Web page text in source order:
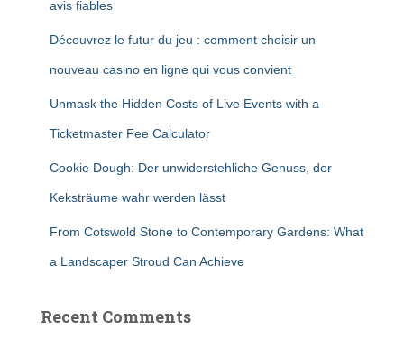
avis fiables
Découvrez le futur du jeu : comment choisir un
nouveau casino en ligne qui vous convient
Unmask the Hidden Costs of Live Events with a
Ticketmaster Fee Calculator
Cookie Dough: Der unwiderstehliche Genuss, der
Keksträume wahr werden lässt
From Cotswold Stone to Contemporary Gardens: What
a Landscaper Stroud Can Achieve
Recent Comments